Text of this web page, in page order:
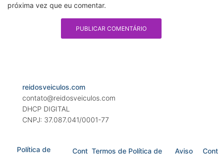
próxima vez que eu comentar.
reidosveiculos.com
contato@reidosveiculos.com
DHCP DIGITAL
CNPJ: 37.087.041/0001-77
Política de
Cont Termos de Política de
Aviso
Cont